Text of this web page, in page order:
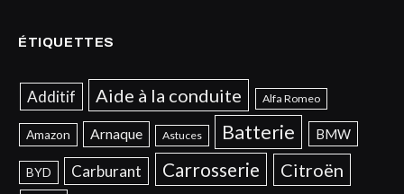
ÉTIQUETTES
Additif Aide à la conduite Alfa Romeo
Amazon Arnaque Astuces Batterie BMW
BYD Carburant Carrosserie Citroën